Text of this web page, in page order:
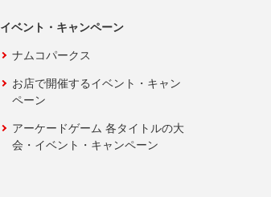
イベント・キャンペーン
ナムコパークス
お店で開催するイベント・キャン
ペーン
アーケードゲーム 各タイトルの大
会・イベント・キャンペーン